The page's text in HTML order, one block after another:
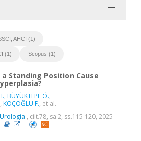
AHCI (1)
(1) Scopus (1)
Standing Position Cause
, BÜYÜKTEPE Ö.,
, KOÇOĞLU F., et al.
, cilt.78, sa.2, ss.115-120, 2025